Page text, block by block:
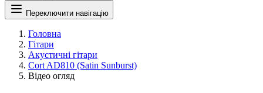
Переключити навігацію
Головна
Гітари
Акустичні гітари
Cort AD810 (Satin Sunburst)
Відео огляд